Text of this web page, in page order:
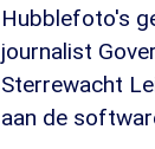
Hubblefoto's
journalist
Sterrewacht
aan de